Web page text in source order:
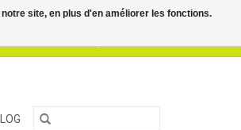
site, en plus d'en améliorer les fonctions.